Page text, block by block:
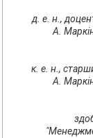
д. е. н.,
А.
к. е. н.,
А.